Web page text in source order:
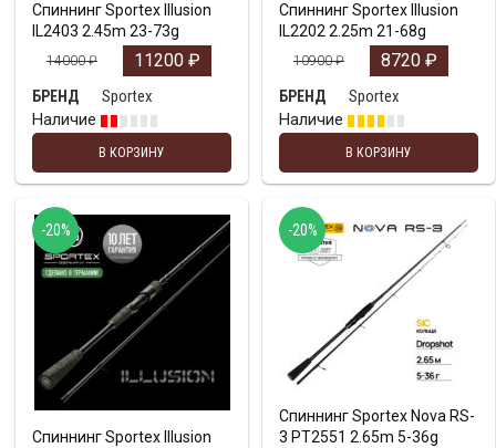
Спиннинг Sportex Illusion
IL2403 2.45m 23-73g
14000₽ 11200 ₽
БРЕНД
Sportex
Наличие
В КОРЗИНУ
Спиннинг Sportex Illusion
IL2202 2.25m 21-68g
10900₽ 8720 ₽
БРЕНД
Sportex
Наличие
В КОРЗИНУ
Спиннинг Sportex Illusion
-20%
Спиннинг Sportex Nova RS-
3 PT2551 2.65m 5-36g
-20%